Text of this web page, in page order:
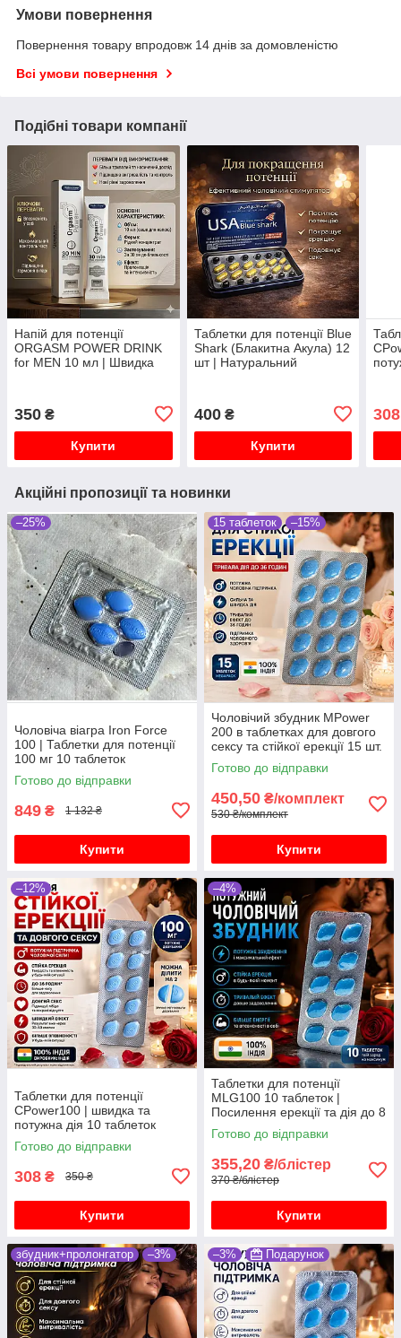
Умови повернення
Повернення товару впродовж 14 днів за домовленістю
Всі умови повернення
Подібні товари компанії
Напій для потенції
ORGASM POWER DRINK
for MEN 10 мл | Швидка
350 ₴
Купити
Таблетки для потенції Blue
Shark (Блакитна Акула) 12
шт | Натуральний
400₴
Купити
308
Акційні пропозиції та новинки
–25%
Чоловіча віагра Iron Force
100 | Таблетки для потенції
100 мг 10 таблеток
Готово до відправки
849 ₴ 1 132 ₴
Купити
15 таблеток –15%
Чоловічий збудник MPower
200 в таблетках для довгого
сексу та стійкої ерекції 15 шт.
Готово до відправки
450,50 ₴/комплект
530 ₴/комплект
Купити
–12%
Таблетки для потенції
СPower100 | швидка та
потужна дія 10 таблеток
Готово до відправки
308 ₴ 350 ₴
Купити
–4%
Таблетки для потенції
MLG100 10 таблеток |
Посилення ерекції та дія до 8
годин
Готово до відправки
355,20 ₴/блістер
370 ₴/блістер
Купити
збудник+пролонгатор –3% –3% Подарунок